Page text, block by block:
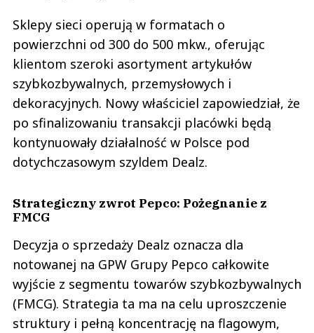
Sklepy sieci operują w formatach o
powierzchni od 300 do 500 mkw., oferując
klientom szeroki asortyment artykułów
szybkozbywalnych, przemysłowych i
dekoracyjnych. Nowy właściciel zapowiedział, że
po sfinalizowaniu transakcji placówki będą
kontynuowały działalność w Polsce pod
dotychczasowym szyldem Dealz.
Strategiczny zwrot Pepco: Pożegnanie z
FMCG
Decyzja o sprzedaży Dealz oznacza dla
notowanej na GPW Grupy Pepco całkowite
wyjście z segmentu towarów szybkozbywalnych
(FMCG). Strategia ta ma na celu uproszczenie
struktury i pełną koncentrację na flagowym,